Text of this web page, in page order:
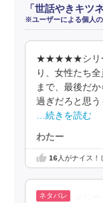
「世話やきキ
※ユーザーによる個人
★★★★★シリー
り、女性たち
まで、最後だ
過ぎだろと思
…続きを読む
わたー
16人がナイス！